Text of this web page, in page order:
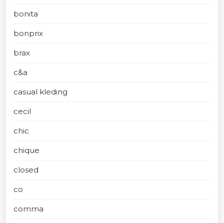
bonita
bonprix
brax
c&a
casual kleding
cecil
chic
chique
closed
co
comma